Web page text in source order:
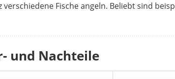
verschiedene Fische angeln. Beliebt sind
und Nachteile